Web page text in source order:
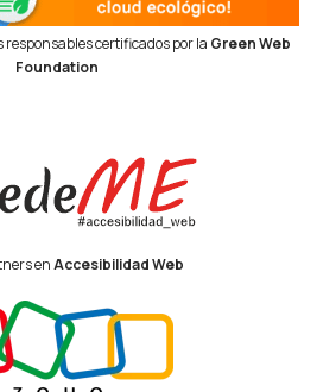
responsables certificados por la Green Web
Foundation
enAccesibilidad Web